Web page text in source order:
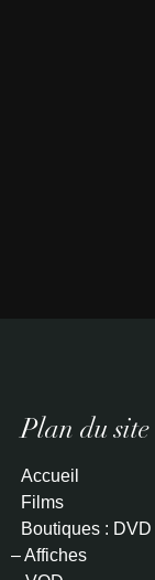
Plan du site
Accueil
Films
Boutiques : DVD
– Affiches